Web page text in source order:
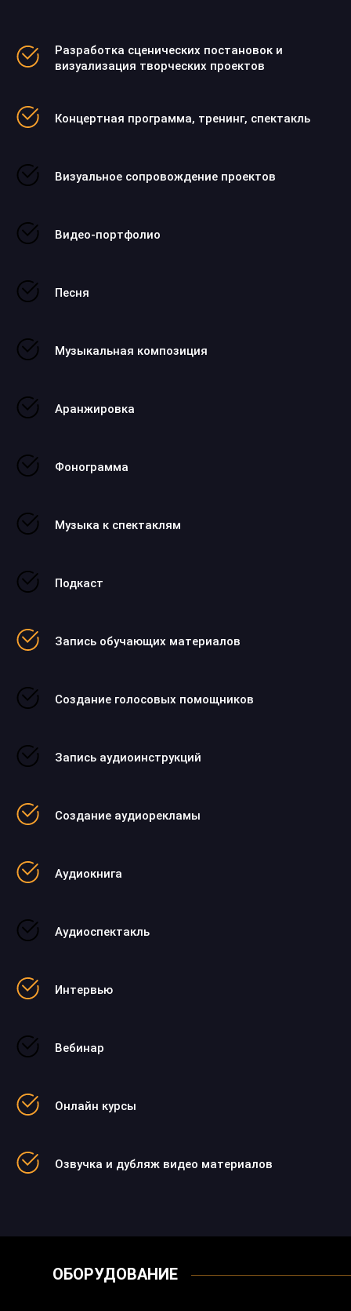
Разработка сценических постановок и
визуализация творческих проектов
Концертная программа, тренинг, спектакль
Визуальное сопровождение проектов
Видео-портфолио
Песня
Музыкальная композиция
Аранжировка
Фонограмма
Музыка к спектаклям
Подкаст
Запись обучающих материалов
Создание голосовых помощников
Запись аудиоинструкций
Создание аудиорекламы
Аудиокнига
Аудиоспектакль
Интервью
Вебинар
Онлайн курсы
Озвучка и дубляж видео материалов
ОБОРУДОВАНИЕ